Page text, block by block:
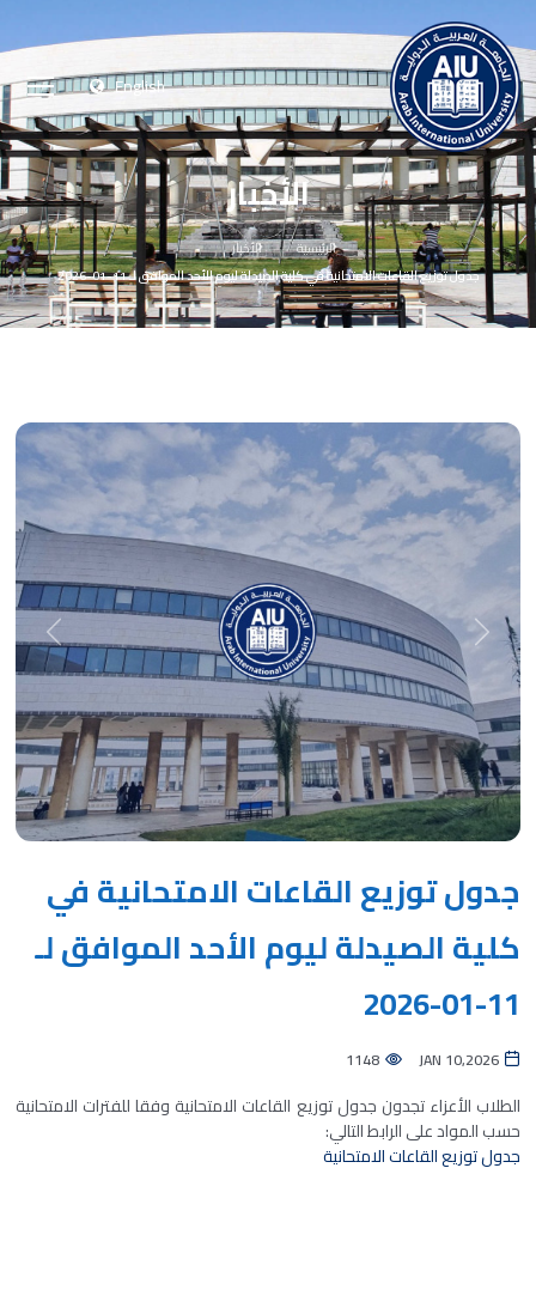
English
الأخبار
الرئيسية
الأخبار
جدول توزيع القاعات الامتحانية في كلية الصيدلة ليوم الأحد الموافق لـ 11-01-2026
Previous
Next
جدول توزيع القاعات الامتحانية في
كلية الصيدلة ليوم الأحد الموافق لـ
11-01-2026
JAN 10,2026
1148
الطلاب الأعزاء تجدون جدول توزيع القاعات الامتحانية وفقا للفترات الامتحانية
حسب المواد على الرابط التالي:
جدول توزيع القاعات الامتحانية